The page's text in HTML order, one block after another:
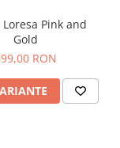
Loresa Pink and
Gold
RON